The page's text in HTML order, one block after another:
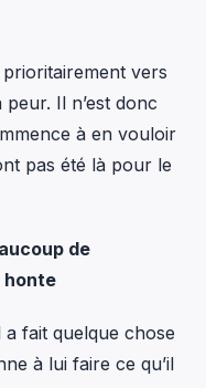
vers
Il n’est donc
à en vouloir
pas été là pour le
de
honte
a fait quelque chose
à lui faire ce qu’il